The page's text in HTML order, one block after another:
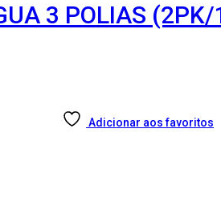
3 POLIAS
Adicionar aos favoritos